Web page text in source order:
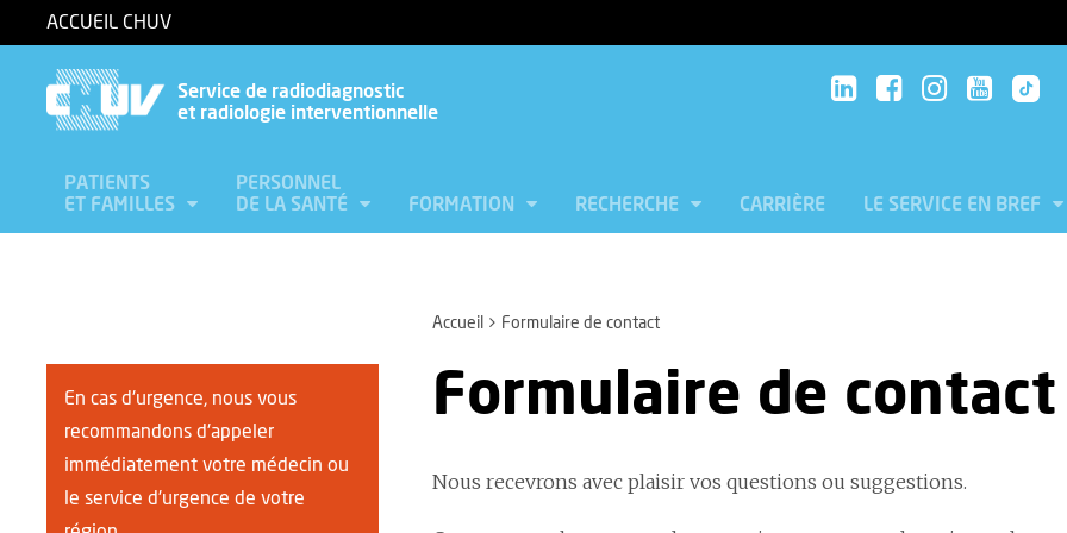
ACCUEIL CHUV
Service de radiodiagnostic
et radiologie interventionnelle
PATIENTS
ET FAMILLES
PERSONNEL
DE LA SANTÉ
FORMATION RECHERCHE CARRIÈRE LE SERVICE EN BREF
Accueil Formulaire de contact
En cas d'urgence, nous vous
recommandons d'appeler
immédiatement votre médecin ou
le service d'urgence de votre
Formulaire de contact
Nous recevrons avec plaisir vos questions ou suggestions.